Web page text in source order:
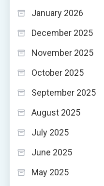
January 2026
December 2025
November 2025
October 2025
September 2025
August 2025
July 2025
June 2025
May 2025